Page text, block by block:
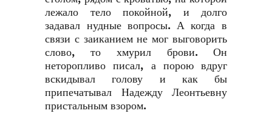
лежало тело покойной, и долго
задавал нудные вопросы. А когда в
связи с заиканием не мог выговорить
слово, то хмурил брови. Он
неторопливо писал, а порою вдруг
вскидывал голову и как бы
припечатывал Надежду Леонтьевну
пристальным взором.